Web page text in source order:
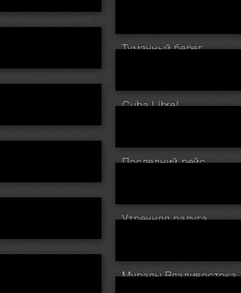
Туманный берег.
Cuba Libre!
Последний рейс.
Утренняя радуга.
Муралы Владивостока.